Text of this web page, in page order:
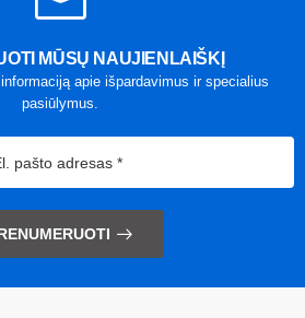
MŪSŲ NAUJIENLAIŠKĮ
apie išpardavimus ir specialius
pasiūlymus.